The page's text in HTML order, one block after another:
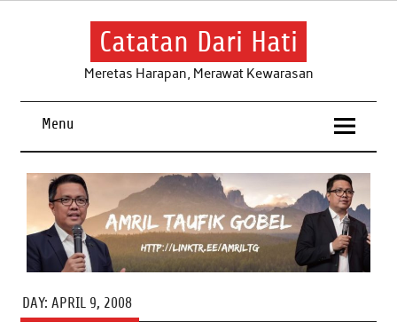
Skip
Catatan Dari Hati
Meretas Harapan, Merawat Kewarasan
Menu
DAY: APRIL 9, 2008